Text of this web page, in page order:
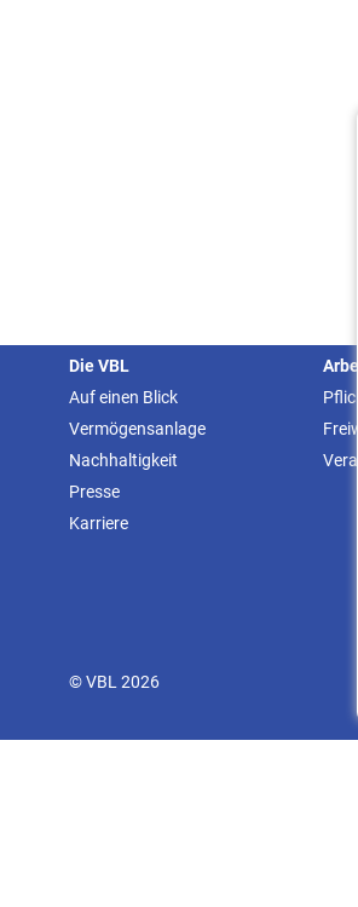
Die VBL
Auf einen Blick
Vermögensanlage
Nachhaltigkeit
Presse
Karriere
© VBL 2026